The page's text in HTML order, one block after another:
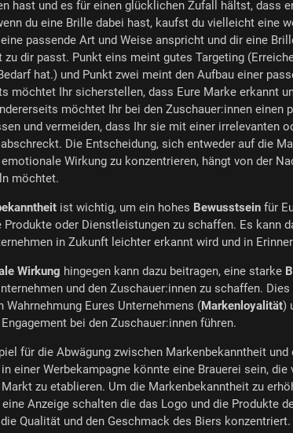
hast und es für einen glücklichen Zufall hältst, dass
du eine Brille dabei hast, kaufst du vielleicht eine
passende Art und Weise anspricht und dir eine
zu dir passt. Punkt eins meint gutes Targeting
hat.) und Punkt zwei meint den Aufbau einer
möchtet Ihr sicherstellen, dass Eure Marke erkannt
möchtet Ihr bei den Zuschauer:innen einen
und vermeiden, dass Ihr sie mit einer irrelevanten
Die Entscheidung, sich entweder auf die
Wirkung zu konzentrieren, hängt von der
möchtet.
ist wichtig, um ein hohes Bewusstsein für
Produkte oder Dienstleistungen zu schaffen. Es kann
in Zukunft leichter erkannt wird und in
Wirkung hingegen kann dazu beitragen, eine starke
und den Zuschauer:innen zu schaffen.
Wahrnehmung Eures Unternehmens (Markenloyalität)
bei den Zuschauer:innen führen.
für die Abwägung zwischen Markenbekanntheit
einer Werbekampagne könnte eine Brauerei sein,
zu etablieren. Um die Markenbekanntheit zu
Anzeige schalten die das Logo und die Produkte
Qualität und den Geschmack des Biers